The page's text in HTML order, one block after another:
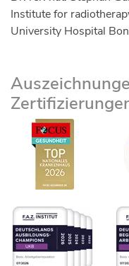
Institute for
University Hospital